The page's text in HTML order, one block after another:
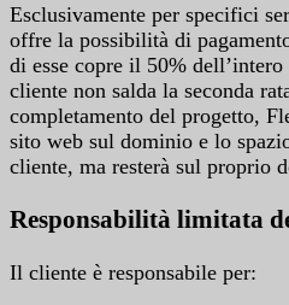
Esclusivamente per specifici
offre la possibilità di
di esse copre il 50%
cliente non salda la seconda
completamento del progetto,
sito web sul dominio e lo
cliente, ma resterà sul proprio
Responsabilità limitata
Il cliente è responsabile per: